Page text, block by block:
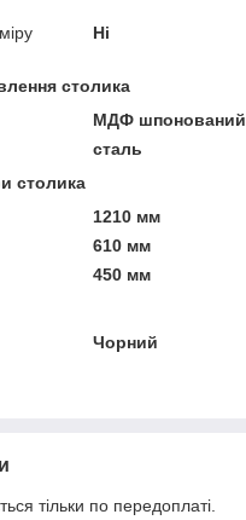
Ні
столика
МДФ шпонований
сталь
столика
1210 мм
610 мм
450 мм
Чорний
тільки по передоплаті.